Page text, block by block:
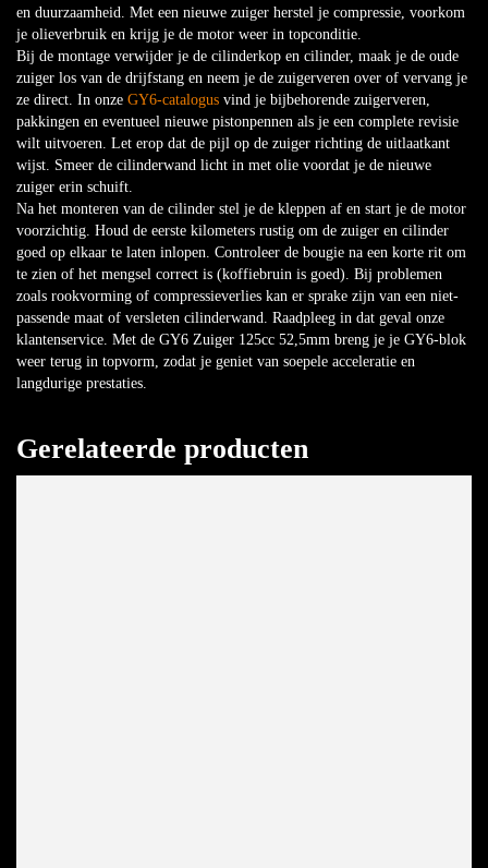
en duurzaamheid. Met een nieuwe zuiger herstel je compressie, voorkom
je olieverbruik en krijg je de motor weer in topconditie.
Bij de montage verwijder je de cilinderkop en cilinder, maak je de oude
zuiger los van de drijfstang en neem je de zuigerveren over of vervang je
ze direct. In onze GY6-catalogus vind je bijbehorende zuigerveren,
pakkingen en eventueel nieuwe pistonpennen als je een complete revisie
wilt uitvoeren. Let erop dat de pijl op de zuiger richting de uitlaatkant
wijst. Smeer de cilinderwand licht in met olie voordat je de nieuwe
zuiger erin schuift.
Na het monteren van de cilinder stel je de kleppen af en start je de motor
voorzichtig. Houd de eerste kilometers rustig om de zuiger en cilinder
goed op elkaar te laten inlopen. Controleer de bougie na een korte rit om
te zien of het mengsel correct is (koffiebruin is goed). Bij problemen
zoals rookvorming of compressieverlies kan er sprake zijn van een niet-
passende maat of versleten cilinderwand. Raadpleeg in dat geval onze
klantenservice. Met de GY6 Zuiger 125cc 52,5mm breng je je GY6-blok
weer terug in topvorm, zodat je geniet van soepele acceleratie en
langdurige prestaties.
Gerelateerde producten